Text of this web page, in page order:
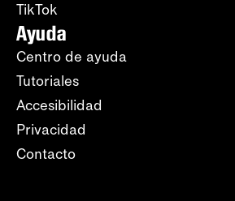
TikTok
Ayuda
Centro de ayuda
Tutoriales
Accesibilidad
Privacidad
Contacto